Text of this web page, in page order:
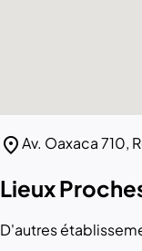
location_onAv. Oaxaca 710,
Lieux
D'autres